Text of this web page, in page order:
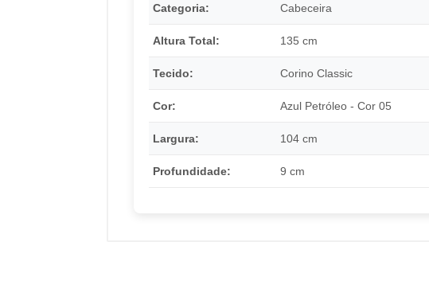
Categoria: Cabeceira
Altura Total: 135 cm
Tecido: Corino Classic
Cor: Azul Petróleo - Cor 05
Largura: 104 cm
Profundidade: 9 cm